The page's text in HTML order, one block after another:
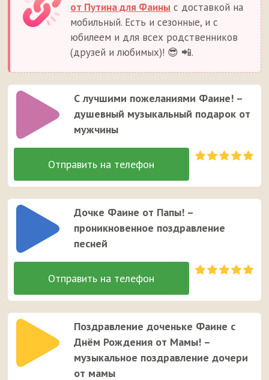
от Путина для Фаины с доставкой на
мобильный. Есть и сезонные, и с
юбилеем и для всех родственников
(друзей и любимых)! 😎 📲.
С лучшими пожеланиями Фаине! –
душевный музыкальный подарок от
мужчины
Дочке Фаине от Папы! –
проникновенное поздравление
песней
Поздравление доченьке Фаине с
Днём Рождения от Мамы! –
музыкальное поздравление дочери
от мамы